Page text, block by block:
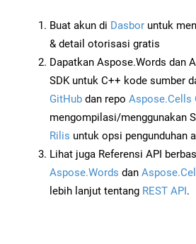
Buat akun di Dasbor untuk
& detail otorisasi gratis
Dapatkan Aspose.Words dan
SDK untuk C++ kode sumber
GitHub dan repo Aspose.Cells
mengompilasi/menggunakan
Rilis untuk opsi pengunduhan
Lihat juga Referensi API
Aspose.Words dan
lebih lanjut tentang REST API.